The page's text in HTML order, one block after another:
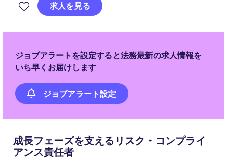
個別対応に留まらず、組織横断で機能するガバナンス
求人を見る
ジョブアラートを設定すると法務最新の求人情報を
いち早くお届けします
ジョブアラート設定
成長フェーズを支えるリスク・コンプライ
アンス責任者